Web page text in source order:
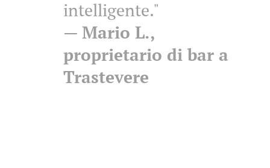
intelligente."
— Mario L.,
proprietario di bar a
Trastevere